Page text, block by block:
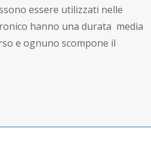
essere utilizzati nelle
hanno una durata media
e ognuno scompone il